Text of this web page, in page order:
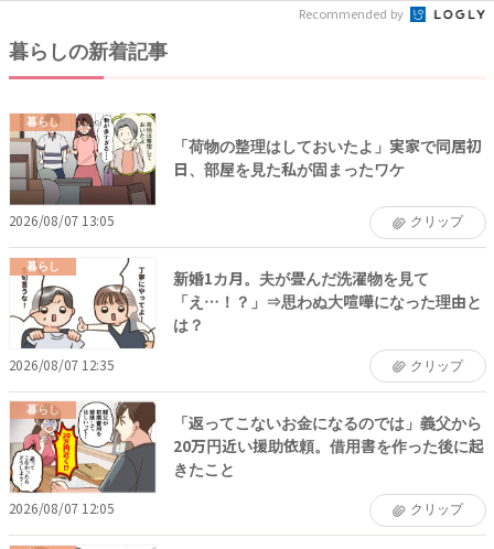
Recommended by
暮らしの新着記事
暮らし
「荷物の整理はしておいたよ」実家で同居初
日、部屋を見た私が固まったワケ
2026/08/07 13:05 クリップ
暮らし
新婚1カ月。夫が畳んだ洗濯物を見て
「え…！？」⇒思わぬ大喧嘩になった理由と
は？
2026/08/07 12:35 クリップ
暮らし
「返ってこないお金になるのでは」義父から
20万円近い援助依頼。借用書を作った後に起
きたこと
2026/08/07 12:05 クリップ